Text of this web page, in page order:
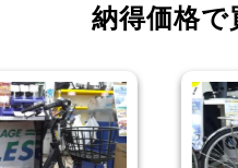
納得価格で